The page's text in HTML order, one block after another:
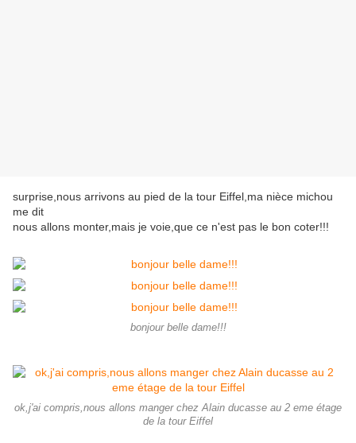
surprise,nous arrivons au pied de la tour Eiffel,ma nièce michou
me dit
nous allons monter,mais je voie,que ce n'est pas le bon coter!!!
bonjour belle dame!!!
ok,j'ai compris,nous allons manger chez Alain ducasse au 2 eme étage
de la tour Eiffel